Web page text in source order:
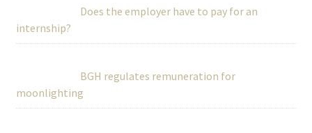
Does the employer have to pay for an
internship?
BGH regulates remuneration for
moonlighting